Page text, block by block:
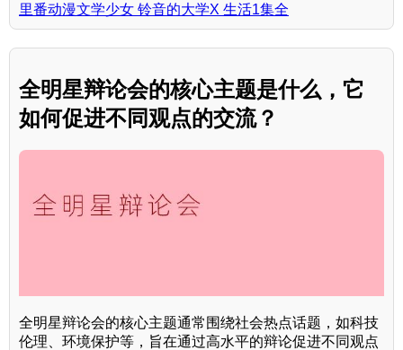
里番动漫文学少女 铃音的大学X 生活1集全
全明星辩论会的核心主题是什么，它
如何促进不同观点的交流？
全明星辩论会的核心主题通常围绕社会热点话题，如科技
伦理、环境保护等，旨在通过高水平的辩论促进不同观点